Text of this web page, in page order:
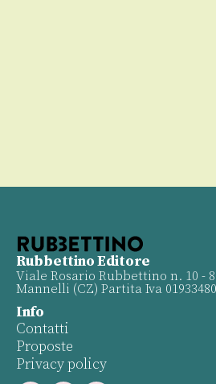
Rubbettino Editore
Viale Rosario Rubbettino n. 10 -
Mannelli (CZ) Partita Iva
Info
Contatti
Proposte
Privacy policy